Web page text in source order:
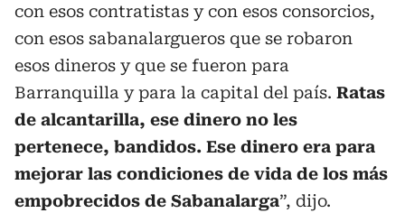
con esos contratistas y con esos consorcios,
con esos sabanalargueros que se robaron
esos dineros y que se fueron para
Barranquilla y para la capital del país. Ratas
de alcantarilla, ese dinero no les
pertenece, bandidos. Ese dinero era para
mejorar las condiciones de vida de los más
empobrecidos de Sabanalarga”, dijo.